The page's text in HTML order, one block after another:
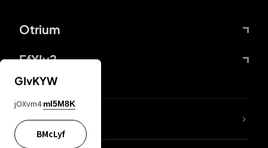
Otrium
FfYIy2
KIjvtr
GIvKYW
jOXvm4 mI5M8K
BMcLyf